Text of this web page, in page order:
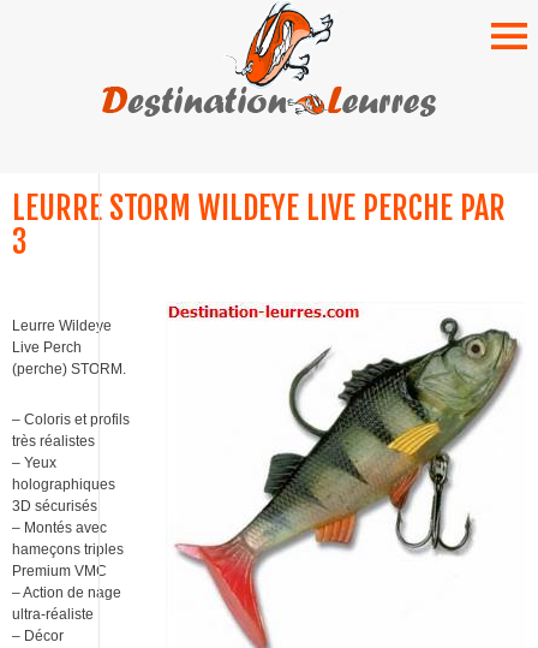
TO
CONTENT
LEURRE STORM WILDEYE LIVE PERCHE PAR
3
Leurre Wildeye
Live Perch
(perche) STORM.
– Coloris et profils
très réalistes
– Yeux
holographiques
3D sécurisés
– Montés avec
hameçons triples
Premium VMC
– Action de nage
ultra-réaliste
– Décor